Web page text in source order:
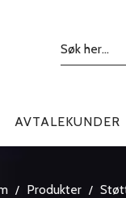
AVTALEKUNDER
/ Produkter /